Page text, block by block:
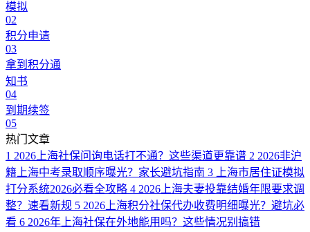
模拟
02
积分申请
03
拿到积分通
知书
04
到期续签
05
热门文章
1 2026上海社保问询电话打不通？这些渠道更靠谱 2 2026非沪
籍上海中考录取顺序曝光？家长避坑指南 3
上海市居住证模拟
打分系统2026必看全攻略 4 2026上海夫妻投靠结婚年限要求调
整？速看新规 5 2026上海积分社保代办收费明细曝光？避坑必
看 6 2026年上海社保在外地能用吗？这些情况别搞错